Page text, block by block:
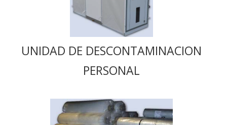
UNIDAD DE DESCONTAMINACION
PERSONAL